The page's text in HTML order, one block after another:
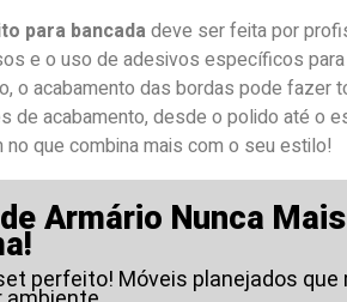
para bancadadeve ser feita por
e o uso de adesivos específicos
o acabamento das bordas pode fazer
de acabamento, desde o polido até o
que combina mais com o seu estilo!
Armário Nunca
perfeito! Móveis planejados